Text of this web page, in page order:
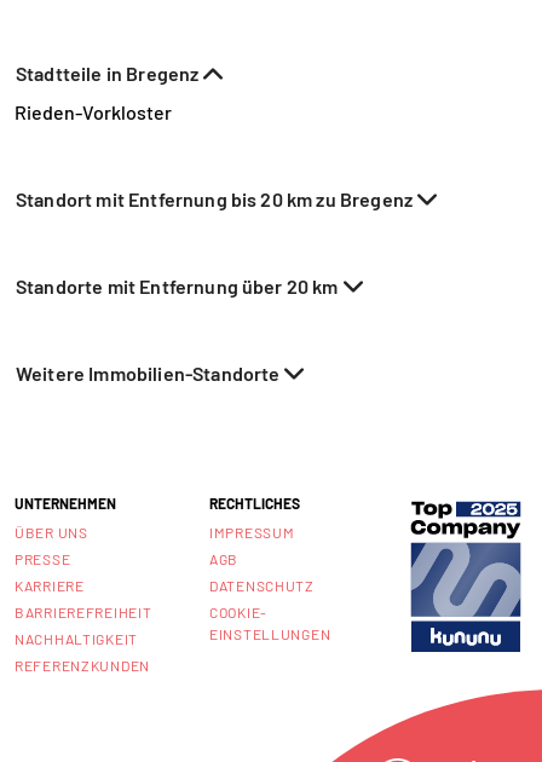
Stadtteile in Bregenz
Rieden-Vorkloster
Standort mit Entfernung bis 20 km zu Bregenz
Standorte mit Entfernung über 20 km
Weitere Immobilien-Standorte
UNTERNEHMEN
ÜBER UNS
PRESSE
KARRIERE
BARRIEREFREIHEIT
NACHHALTIGKEIT
REFERENZKUNDEN
RECHTLICHES
IMPRESSUM
AGB
DATENSCHUTZ
COOKIE-
EINSTELLUNGEN